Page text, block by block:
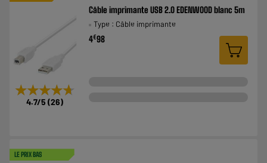
★★★★★
★★★★★
4.7/5 (26)
Câble imprimante USB 2.0 EDENWOOD blanc 5m
Type : Câble imprimante
4€98
LE PRIX BAS